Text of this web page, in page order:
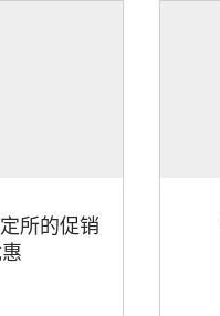
所的促销